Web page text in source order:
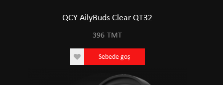
QCY AilyBuds Clear QT32
396 TMT
Sebede goş